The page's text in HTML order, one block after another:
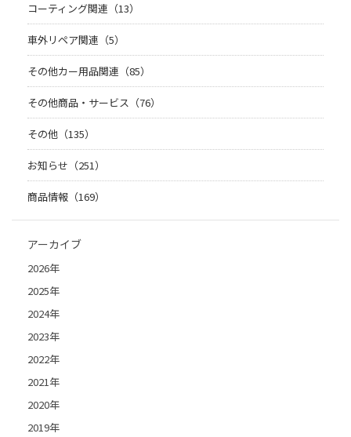
コーティング関連（13）
車外リペア関連（5）
その他カー用品関連（85）
その他商品・サービス（76）
その他（135）
お知らせ（251）
商品情報（169）
アーカイブ
2026年
2025年
2024年
2023年
2022年
2021年
2020年
2019年